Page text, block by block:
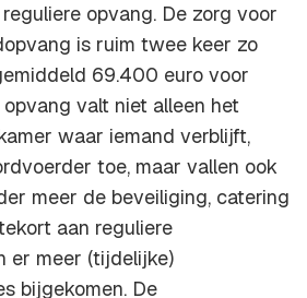
opvang. De zorg voor
is ruim twee keer zo
69.400 euro voor
valt niet alleen het
waar iemand verblijft,
toe, maar vallen ook
meer de beveiliging, catering
aan reguliere
er meer (tijdelijke)
bijgekomen. De